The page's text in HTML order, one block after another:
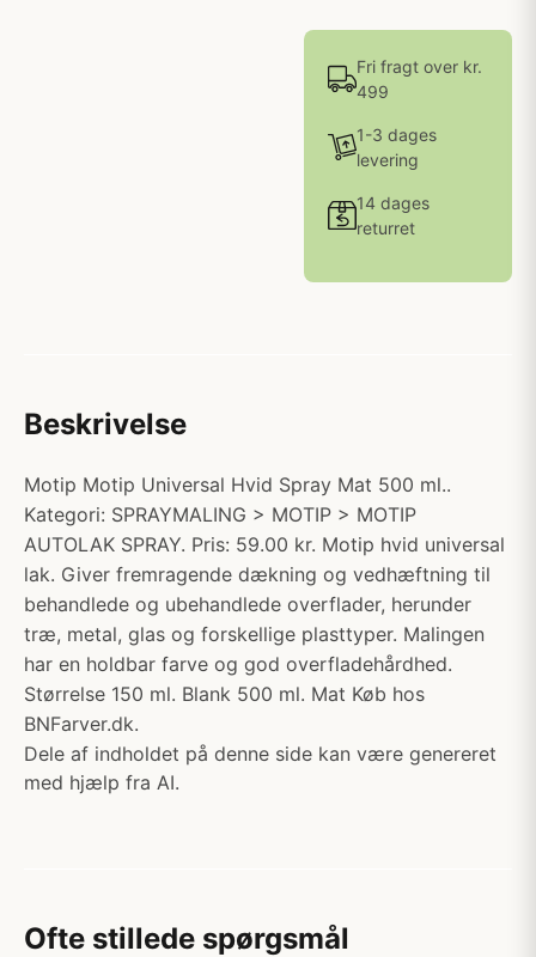
Fri fragt over kr.
499
1-3 dages
levering
14 dages
returret
Beskrivelse
Motip Motip Universal Hvid Spray Mat 500 ml..
Kategori: SPRAYMALING > MOTIP > MOTIP
AUTOLAK SPRAY. Pris: 59.00 kr. Motip hvid universal
lak. Giver fremragende dækning og vedhæftning til
behandlede og ubehandlede overflader, herunder
træ, metal, glas og forskellige plasttyper. Malingen
har en holdbar farve og god overfladehårdhed.
Størrelse 150 ml. Blank 500 ml. Mat Køb hos
BNFarver.dk.
Dele af indholdet på denne side kan være genereret
med hjælp fra AI.
Ofte stillede spørgsmål